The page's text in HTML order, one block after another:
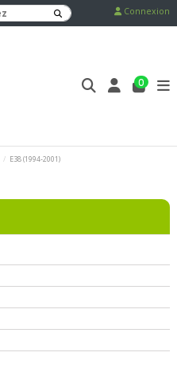
Connexion
0
E38 (1994-2001)